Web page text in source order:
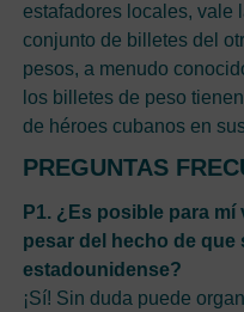
estafadores locales, vale
conjunto de billetes del
pesos, a menudo
los billetes de peso
de héroes cubanos en
PREGUNTAS
P1. ¿Es posible para
pesar del hecho de que
estadounidense?
¡Sí! Sin duda puede